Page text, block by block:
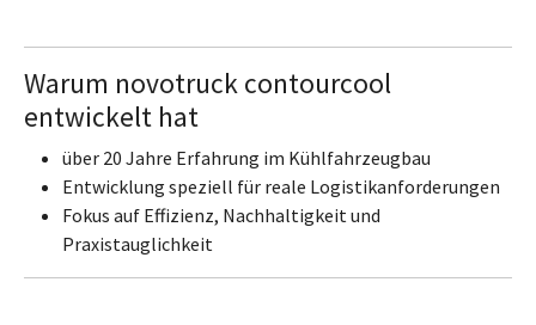
Warum novotruck contourcool
entwickelt hat
über 20 Jahre Erfahrung im Kühlfahrzeugbau
Entwicklung speziell für reale Logistikanforderungen
Fokus auf Effizienz, Nachhaltigkeit und
Praxistauglichkeit